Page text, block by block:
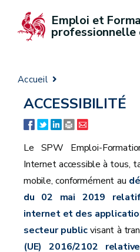
Emploi et
professionnelle
Accueil
ACCESSIBILITÉ
Le SPW Emploi-
Internet accessible à tous,
mobile, conformément au
du 02 mai 2019
internet et des
secteur publicvisant à
(UE) 2016/2102